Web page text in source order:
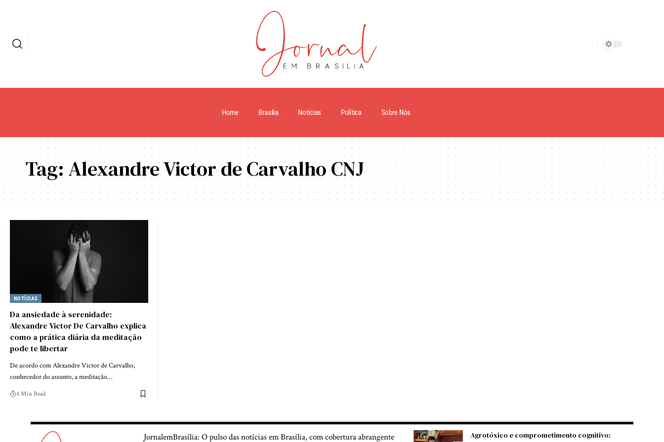
Home Brasilia Notícias Política Sobre Nós
Tag: Alexandre Victor de Carvalho CNJ
NOTÍCIAS
Da ansiedade à serenidade:
Alexandre Victor De Carvalho explica
como a prática diária da meditação
pode te libertar
De acordo com Alexandre Victor de Carvalho,
conhecedor do assunto, a meditação…
4 Min Read
JornalemBrasília: O pulso das notícias em Brasília, com cobertura abrangente
Agrotóxico e comprometimento cognitivo: